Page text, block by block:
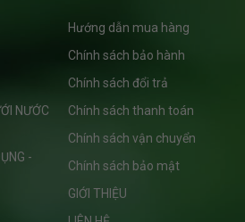
NƯỚC
-
Hướng dẫn mua hàng
Chính sách bảo hành
Chính sách đổi trả
Chính sách thanh toán
Chính sách vận chuyển
Chính sách bảo mật
GIỚI THIỆU